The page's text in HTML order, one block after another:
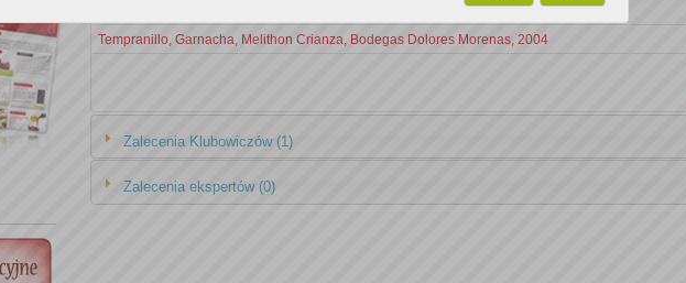
Tempranillo, Garnacha, Melithon Crianza, Bodegas Dolores Morenas, 2004
Zalecenia Klubowiczów (1)
Zalecenia ekspertów (0)